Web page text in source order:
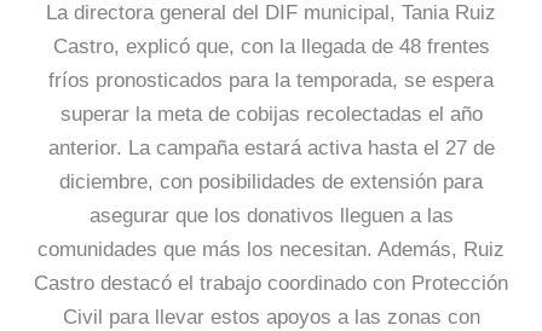
La directora general del DIF municipal, Tania Ruiz
Castro, explicó que, con la llegada de 48 frentes
fríos pronosticados para la temporada, se espera
superar la meta de cobijas recolectadas el año
anterior. La campaña estará activa hasta el 27 de
diciembre, con posibilidades de extensión para
asegurar que los donativos lleguen a las
comunidades que más los necesitan. Además, Ruiz
Castro destacó el trabajo coordinado con Protección
Civil para llevar estos apoyos a las zonas con